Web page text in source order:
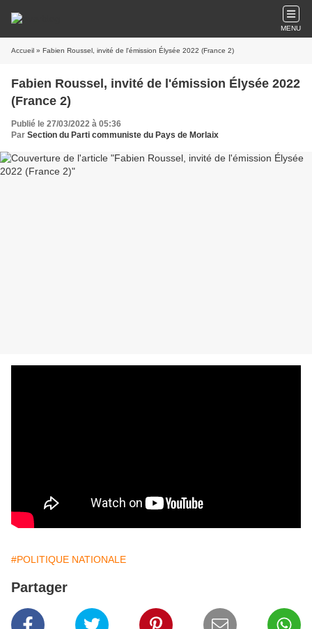
MENU
Accueil » Fabien Roussel, invité de l'émission Élysée 2022 (France 2)
Fabien Roussel, invité de l'émission Élysée 2022
(France 2)
Publié le 27/03/2022 à 05:36
Par Section du Parti communiste du Pays de Morlaix
#POLITIQUE NATIONALE
Partager